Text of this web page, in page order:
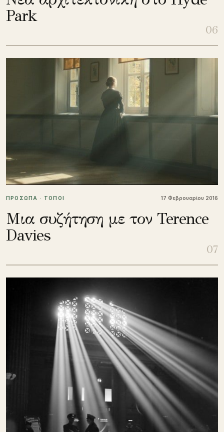
Park
06
ΠΡΟΣΩΠΑ · ΤΟΠΟΙ 17 Φεβρουαρίου 2016
Μια συζήτηση με τον Terence
Davies
07